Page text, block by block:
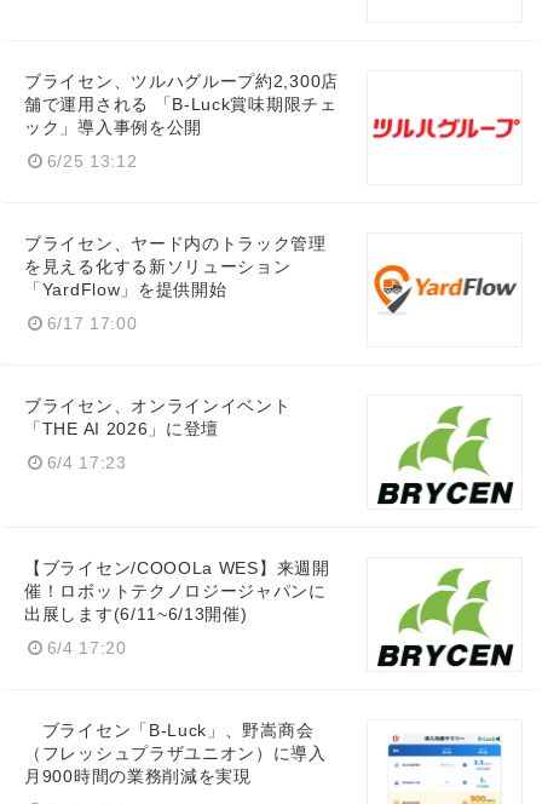
ブライセン、ツルハグループ約2,300店
舗で運用される 「B-Luck賞味期限チェ
ック」導入事例を公開
6/25 13:12
ブライセン、ヤード内のトラック管理
を見える化する新ソリューション
「YardFlow」を提供開始
6/17 17:00
ブライセン、オンラインイベント
「THE AI 2026」に登壇
6/4 17:23
【ブライセン/COOOLa WES】来週開
催！ロボットテクノロジージャパンに
出展します(6/11~6/13開催)
6/4 17:20
ブライセン「B-Luck」、野嵩商会
（フレッシュプラザユニオン）に導入
月900時間の業務削減を実現
English